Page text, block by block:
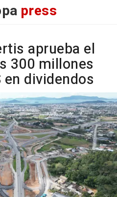
press
aprueba el
300 millones
en dividendos